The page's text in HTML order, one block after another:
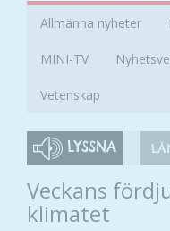
Allmänna nyheter
MINI-TV
Vetenskap
LYSSNA
Veckans
klimatet